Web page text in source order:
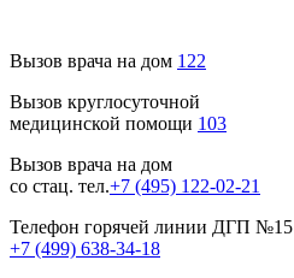
Вызов врача на дом 122
Вызов круглосуточной
медицинской помощи 103
Вызов врача на дом
со стац. тел.+7 (495) 122-02-21
Телефон горячей линии ДГП №15
+7 (499) 638-34-18